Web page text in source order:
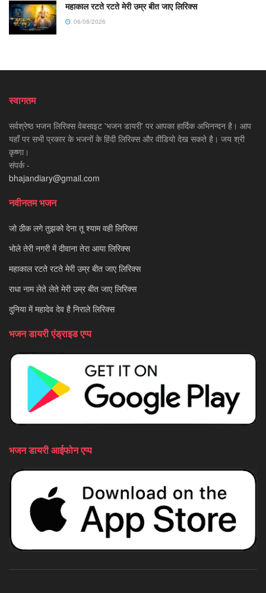
महाकाल रटते रटते मेरी उम्र बीत जाए लिरिक्स
06/08/2026
स्वागतम
सर्वश्रेष्ठ भजन लिरिक्स वेबसाइट 'भजन डायरी' पर आपका हार्दिक अभिनन्दन है। आप
यहाँ पर सभी प्रकार के भजनों के हिंदी लिरिक्स और वीडियो देख सकते है। जय श्री
कृष्णा।
संपर्क -
bhajandiary@gmail.com
नवीनतम भजन
जो ठीक लगे तुझको देना तू श्याम वही लिरिक्स
भोले तेरी नगरी में दीवाना तेरा आया लिरिक्स
महाकाल रटते रटते मेरी उम्र बीत जाए लिरिक्स
राधा नाम लेते लेते मेरी उम्र बीत जाए लिरिक्स
दुनिया में महादेव देव है निराले लिरिक्स
भजन डायरी एंड्राइड एप्प
भजन डायरी आईफोन एप्प